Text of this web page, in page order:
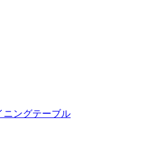
ニングテーブル